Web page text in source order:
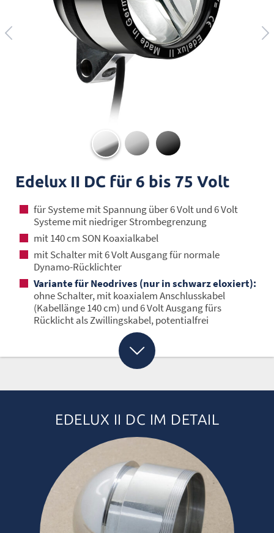
Edelux II DC für 6 bis 75 Volt
für Systeme mit Spannung über 6 Volt und 6 Volt
Systeme mit niedriger Strombegrenzung
mit 140 cm SON Koaxialkabel
mit Schalter mit 6 Volt Ausgang für normale
Dynamo-Rücklichter
Variante für Neodrives (nur in schwarz eloxiert):
ohne Schalter, mit koaxialem Anschlusskabel
(Kabellänge 140 cm) und 6 Volt Ausgang fürs
Rücklicht als Zwillingskabel, potentialfrei
EDELUX II DC IM DETAIL